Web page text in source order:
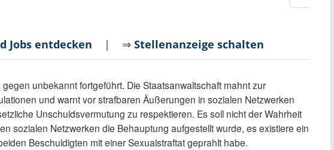
Jobs entdecken | ⇒Stellenanzeige schalten
unbekannt fortgeführt. Die Staatsanwaltschaft mahnt zur
und warnt vor strafbaren Äußerungen in sozialen Netzwerken
Unschuldsvermutung zu respektieren. Es soll nicht der Wahrheit
sozialen Netzwerken die Behauptung aufgestellt wurde, es existiere ein
Beschuldigten mit einer Sexualstraftat geprahlt habe.